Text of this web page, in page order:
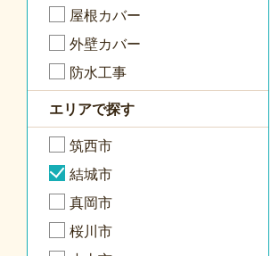
屋根カバー
外壁カバー
防水工事
エリアで探す
筑西市
結城市
真岡市
桜川市